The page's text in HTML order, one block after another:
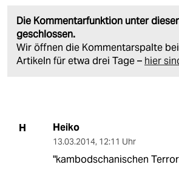
Die Kommentarfunktion unter
geschlossen.
Wir öffnen die Kommentarspalte
Artikeln für etwa drei Tage – hier
H Heiko
13.03.2014, 12:11 Uhr
"kambodschanischen